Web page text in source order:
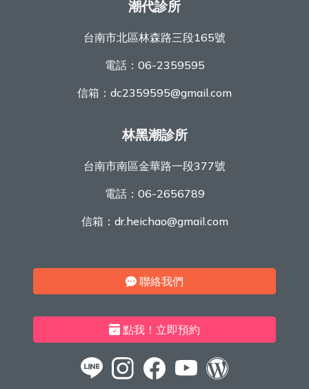
潮代診所
台南市北區林森路三段165號
電話： 06-2359595
信箱： dc2359595@gmail.com
林黑潮診所
台南市南區金華路一段377號
電話： 06-2656789
信箱： dr.heichao@gmail.com
聯絡我們
點我！立即預約